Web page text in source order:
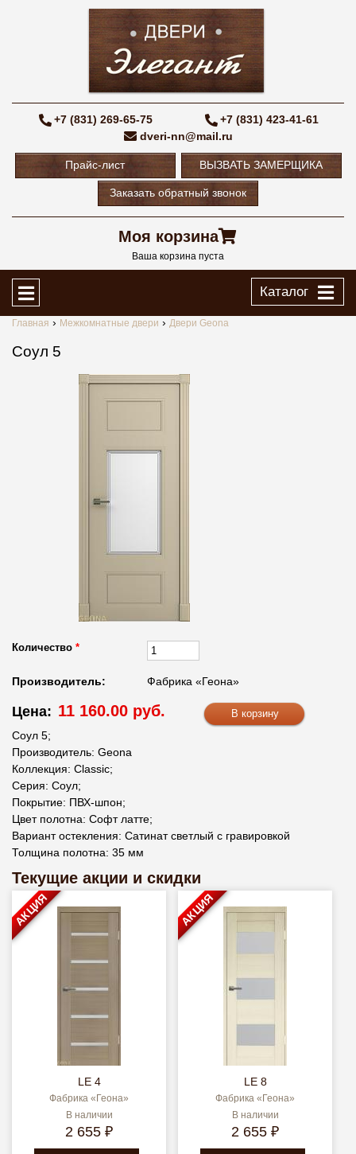
+7 (831) 269-65-75
+7 (831) 423-41-61
dveri-nn@mail.ru
Прайс-лист ВЫЗВАТЬ ЗАМЕРЩИКА
Заказать обратный звонок
Моя корзина
Ваша корзина пуста
Каталог
Главная Межкомнатные двери Двери Geona
Соул 5
Количество *
Производитель: Фабрика «Геона»
Цена: 11 160.00 руб.
Соул 5;
Производитель: Geona
Коллекция: Classic;
Серия: Соул;
Покрытие: ПВХ-шпон;
Цвет полотна: Софт латте;
Вариант остекления: Сатинат светлый с гравировкой
Толщина полотна: 35 мм
Текущие акции и скидки
LE 4
Фабрика «Геона»
В наличии
2 655 ₽
АКЦИЯ
LE 8
Фабрика «Геона»
В наличии
2 655 ₽
АКЦИЯ